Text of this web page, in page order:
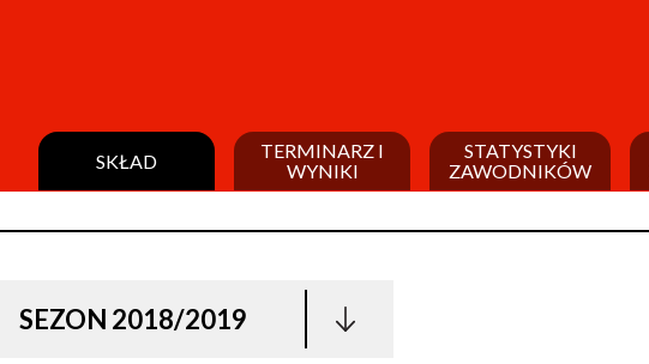
SKŁAD
TERMINARZ I
WYNIKI
STATYSTYKI
ZAWODNIKÓW
SEZON 2018/2019